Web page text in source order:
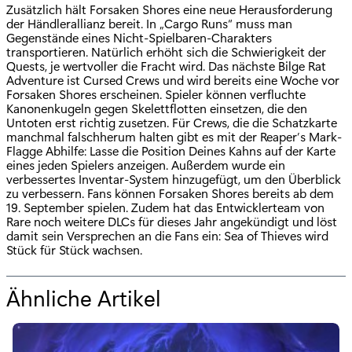
Zusätzlich hält Forsaken Shores eine neue Herausforderung
der Händlerallianz bereit. In „Cargo Runs“ muss man
Gegenstände eines Nicht-Spielbaren-Charakters
transportieren. Natürlich erhöht sich die Schwierigkeit der
Quests, je wertvoller die Fracht wird. Das nächste Bilge Rat
Adventure ist Cursed Crews und wird bereits eine Woche vor
Forsaken Shores erscheinen. Spieler können verfluchte
Kanonenkugeln gegen Skelettflotten einsetzen, die den
Untoten erst richtig zusetzen. Für Crews, die die Schatzkarte
manchmal falschherum halten gibt es mit der Reaper’s Mark-
Flagge Abhilfe: Lasse die Position Deines Kahns auf der Karte
eines jeden Spielers anzeigen. Außerdem wurde ein
verbessertes Inventar-System hinzugefügt, um den Überblick
zu verbessern. Fans können Forsaken Shores bereits ab dem
19. September spielen. Zudem hat das Entwicklerteam von
Rare noch weitere DLCs für dieses Jahr angekündigt und löst
damit sein Versprechen an die Fans ein: Sea of Thieves wird
Stück für Stück wachsen.
Ähnliche Artikel
ü